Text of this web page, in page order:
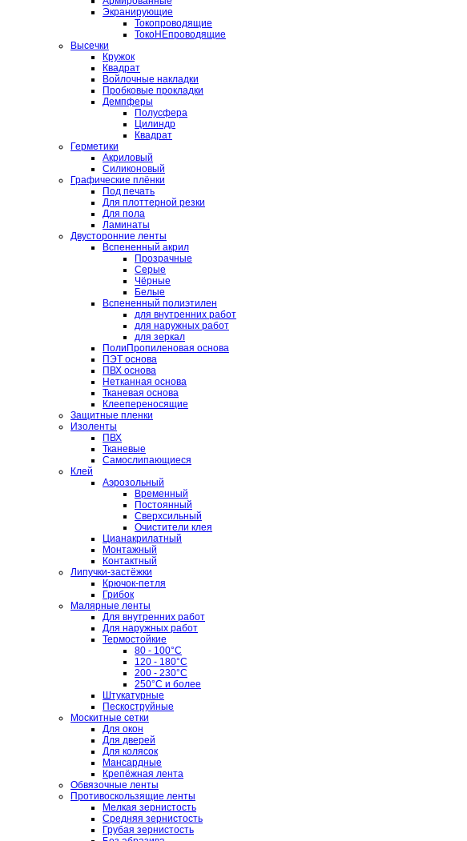
Экранирующие
Токопроводящие
ТокоНЕпроводящие
Высечки
Кружок
Квадрат
Войлочные накладки
Пробковые прокладки
Демпферы
Полусфера
Цилиндр
Квадрат
Герметики
Акриловый
Силиконовый
Графические плёнки
Под печать
Для плоттерной резки
Для пола
Ламинаты
Двусторонние ленты
Вспененный акрил
Прозрачные
Серые
Чёрные
Белые
Вспененный полиэтилен
для внутренних работ
для наружных работ
для зеркал
ПолиПропиленовая основа
ПЭТ основа
ПВХ основа
Нетканная основа
Тканевая основа
Клеепереносящие
Защитные пленки
Изоленты
ПВХ
Тканевые
Самослипающиеся
Клей
Аэрозольный
Временный
Постоянный
Сверхсильный
Очистители клея
Цианакрилатный
Монтажный
Контактный
Липучки-застёжки
Крючок-петля
Грибок
Малярные ленты
Для внутренних работ
Для наружных работ
Термостойкие
80 - 100°C
120 - 180°C
200 - 230°C
250°C и более
Штукатурные
Пескоструйные
Москитные сетки
Для окон
Для дверей
Для колясок
Мансардные
Крепёжная лента
Обвязочные ленты
Противоскользящие ленты
Мелкая зернистость
Средняя зернистость
Грубая зернистость